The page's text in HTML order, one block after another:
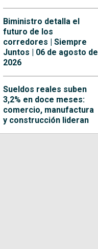
Biministro detalla el
futuro de los
corredores | Siempre
Juntos | 06 de agosto de
2026
Sueldos reales suben
3,2% en doce meses:
comercio, manufactura
y construcción lideran